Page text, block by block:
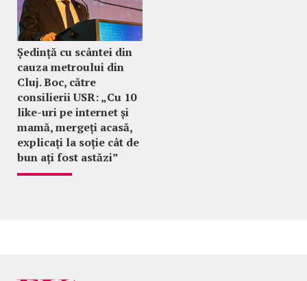
Ședință cu scântei din
cauza metroului din
Cluj. Boc, către
consilierii USR: „Cu 10
like-uri pe internet și
mamă, mergeți acasă,
explicați la soție cât de
bun ați fost astăzi”